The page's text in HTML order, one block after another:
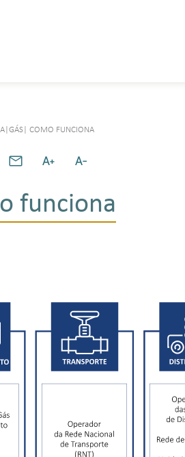
GÁS COMO FUNCIONA
funciona